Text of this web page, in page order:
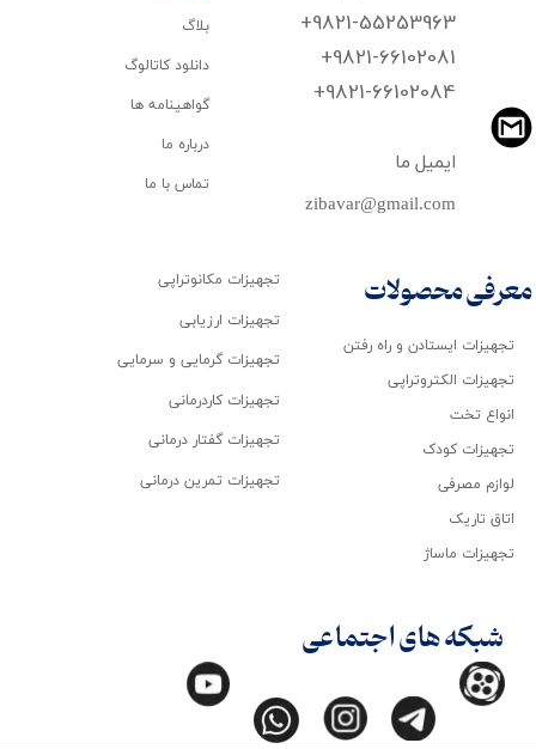
+9821-55253963
+9821-66102081
​​​​​​​+9821-66102084
zibavar@gmail.com
ایمیل ما
تجهیزات ایستادن و راه رفتن
تجهیزات الکتروتراپی
انواع تخت
تجهیزات کودک
لوازم مصرفی
اتاق تاریک
تجهیزات ماساژ
بلاگ
دانلود کاتالوگ
گواهینامه ها
درباره ما
تماس با ما
تجهیزات مکانوتراپی
تجهیزات ارزیابی
تجهیزات گرمایی و سرمایی
تجهیزات کاردرمانی
تجهیزات گفتار درمانی
تجهیزات تمرین درمانی
معرفی محصولات
شبکه های اجتماعی